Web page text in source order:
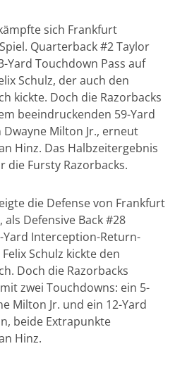
sich Frankfurt
Quarterback #2 Taylor
Yard Touchdown Pass auf
Schulz, der auch den
kickte. Doch die Razorbacks
beeindruckenden 59-Yard
Milton Jr., erneut
Hinz. Das Halbzeitergebnis
die Fursty Razorbacks.
die Defense von Frankfurt
Defensive Back #28
Yard Interception-Return-
Schulz kickte den
Doch die Razorbacks
zwei Touchdowns: ein 5-
Milton Jr. und ein 12-Yard
beide Extrapunkte
Hinz.